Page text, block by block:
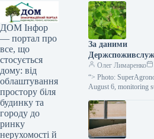
ДОМ Інфор
— портал про
все, що
стосується
дому: від
облаштування
простору біля
будинку та
городу до
ринку
нерухомості й
За даними
небезпека
павутинного
Олег Лимаренко
“> Photo:
August 6, monitoring
region have shown